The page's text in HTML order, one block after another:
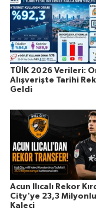
TÜİK 2026 Verileri:
Alışverişte Tarihi
Geldi
Acun Ilıcalı Rekor
City'ye 23,3
Kaleci